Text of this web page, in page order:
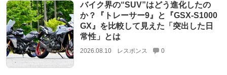
バイク界の“SUV”はどう進化したの
か？『トレーサー9』と『GSX-S1000
GX』を比較して見えた「突出した日
常性」とは
2026.08.10 レスポンス 0